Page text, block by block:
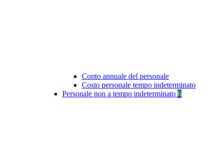
Conto annuale del personale
Costo personale tempo indeterminato
Personale non a tempo indeterminato 6